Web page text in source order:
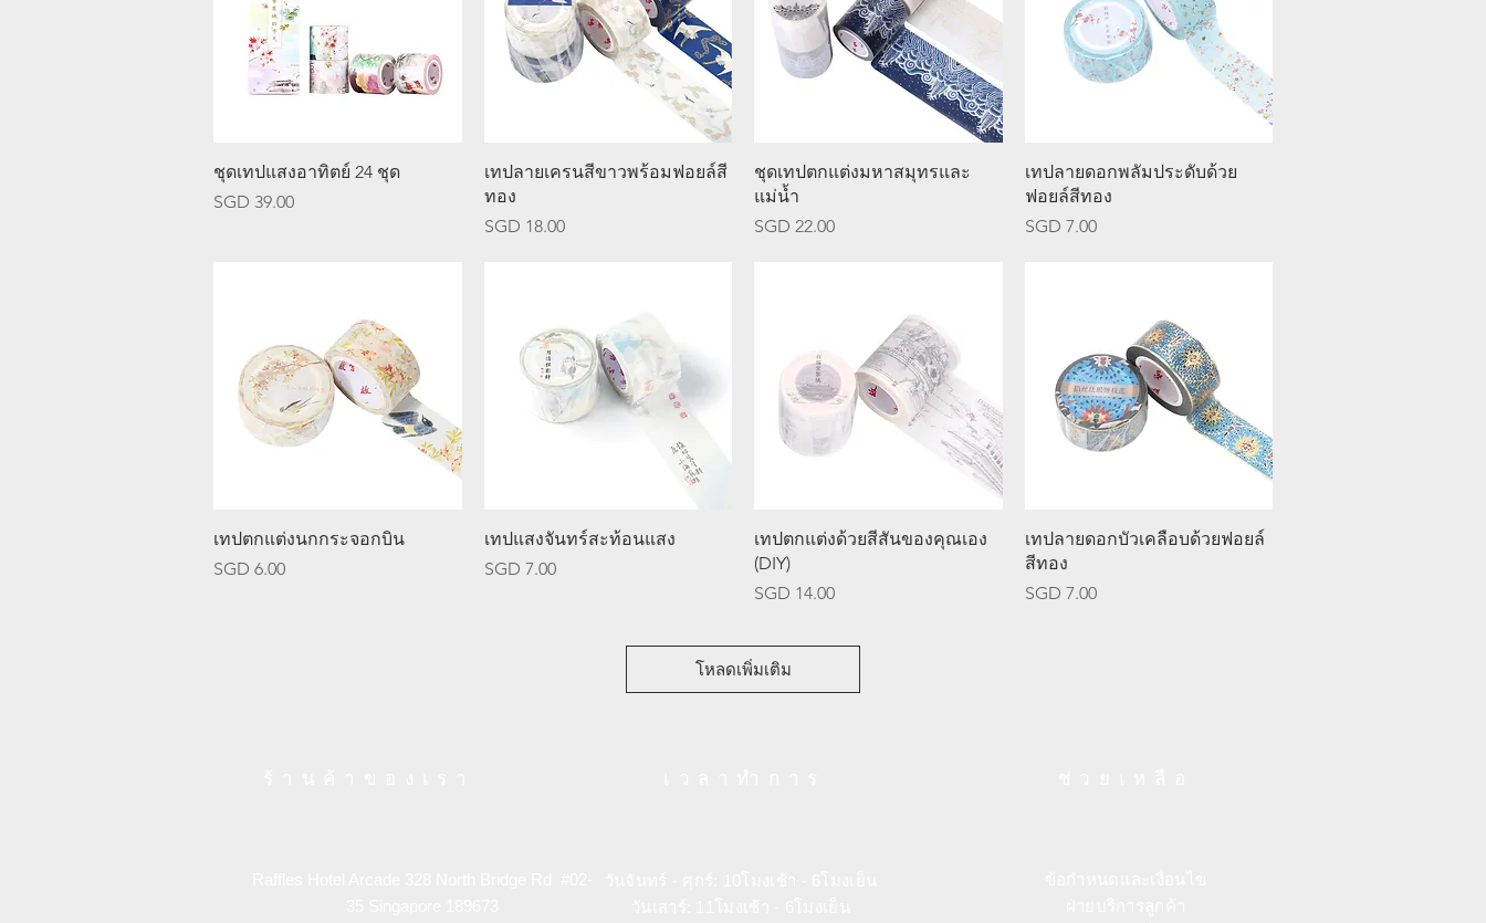
ดูข้อมูลด่วน
ชุดเทปแสงอาทิตย์ 24 ชุด
ราคา
SGD 39.00
ดูข้อมูลด่วน
เทปลายเครนสีขาวพร้อมฟอยล์สี
ทอง
ราคา
SGD 18.00
ดูข้อมูลด่วน
ชุดเทปตกแต่งมหาสมุทรและ
แม่น้ำ
ราคา
SGD 22.00
ดูข้อมูลด่วน
เทปลายดอกพลัมประดับด้วย
ฟอยล์สีทอง
ราคา
SGD 7.00
ดูข้อมูลด่วน
เทปตกแต่งนกกระจอกบิน
ราคา
SGD 6.00
ดูข้อมูลด่วน
เทปแสงจันทร์สะท้อนแสง
ราคา
SGD 7.00
ดูข้อมูลด่วน
เทปตกแต่งด้วยสีสันของคุณเอง
(DIY)
ราคา
SGD 14.00
ดูข้อมูลด่วน
เทปลายดอกบัวเคลือบด้วยฟอยล์
สีทอง
ราคา
SGD 7.00
โหลดเพิ่มเติม